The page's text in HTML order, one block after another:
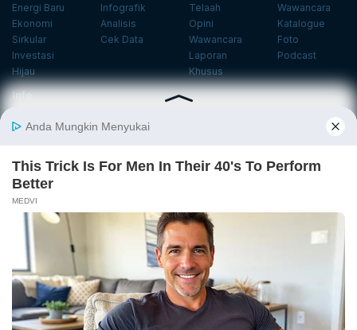
Energi Baru
Ekonomi
Sirkular
Investasi
Hijau
Infografik
Analisis
Cek Data
Telaah
Opini
Wawancara
Laporan
Khusus
Wawancara
Katalogue
Foto
Podcast
Info
Center
Event
KatadataOto
Langganan Newsletter
Email